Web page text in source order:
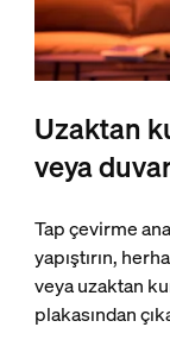
Uzaktan
veya
Tap çevirme
yapıştırın,
veya uzaktan
plakasından